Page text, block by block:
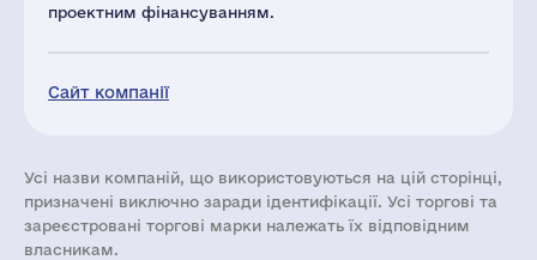
проектним фінансуванням.
Сайт компанії
Усі назви компаній, що використовуються на цій сторінці,
призначені виключно заради ідентифікації. Усі торгові та
зареєстровані торгові марки належать їх відповідним
власникам.